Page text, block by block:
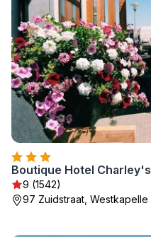
Boutique Hotel Charley's
9 (1542)
97 Zuidstraat, Westkapelle